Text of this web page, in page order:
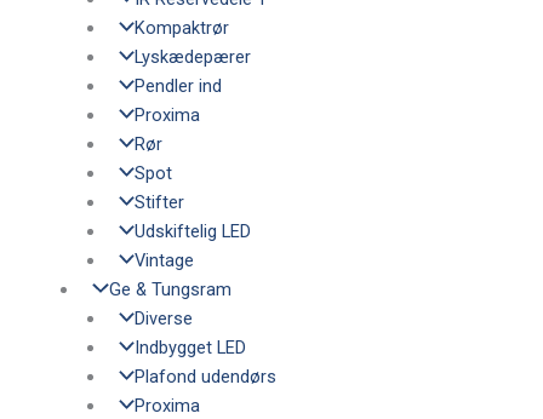
Kompaktrør
Lyskædepærer
Pendler ind
Proxima
Rør
Spot
Stifter
Udskiftelig LED
Vintage
Ge & Tungsram
Diverse
Indbygget LED
Plafond udendørs
Proxima